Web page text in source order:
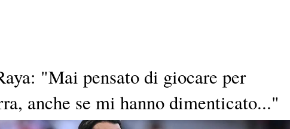
"Mai pensato di giocare per
anche se mi hanno dimenticato..."